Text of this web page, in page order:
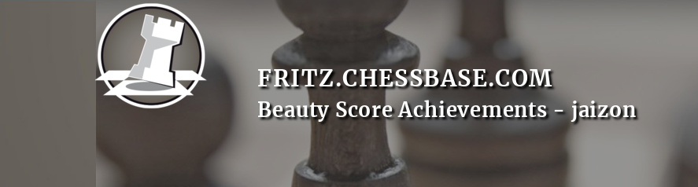
FRITZ.CHESSBASE.COM
Beauty Score Achievements - jaizon